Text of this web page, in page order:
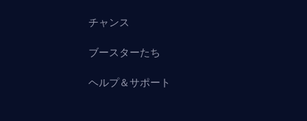
チャンス
ブースターたち
ヘルプ＆サポート